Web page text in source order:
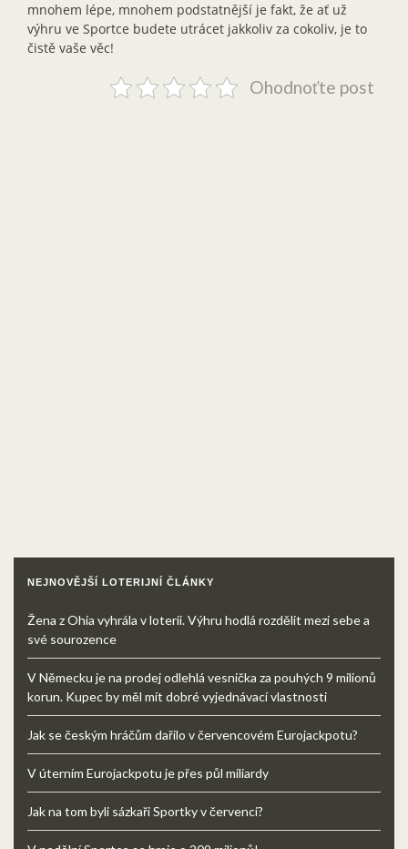
mnohem lépe, mnohem podstatnější je fakt, že ať už
výhru ve Sportce budete utrácet jakkoliv za cokoliv, je to
čistě vaše věc!
Ohodnoťte post
NEJNOVĚJŠÍ LOTERIJNÍ ČLÁNKY
Žena z Ohia vyhrála v loterii. Výhru hodlá rozdělit mezi sebe a
své sourozence
V Německu je na prodej odlehlá vesnička za pouhých 9 milionů
korun. Kupec by měl mít dobré vyjednávací vlastnosti
Jak se českým hráčům dařilo v červencovém Eurojackpotu?
V úterním Eurojackpotu je přes půl miliardy
Jak na tom byli sázkaři Sportky v červenci?